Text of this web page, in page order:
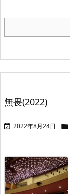
無畏(2022)
 2022年8月24日 